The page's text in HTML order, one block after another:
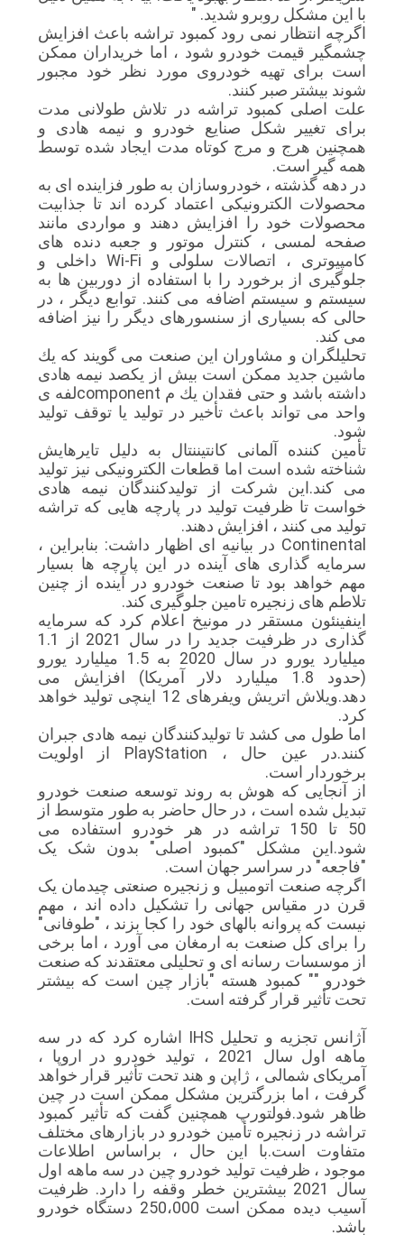
با این مشکل روبرو شدید. "
اگرچه انتظار نمی رود کمبود تراشه باعث افزایش
چشمگیر قیمت خودرو شود ، اما خریداران ممکن
است برای تهیه خودروی مورد نظر خود مجبور
شوند بیشتر صبر کنند.
علت اصلی کمبود تراشه در تلاش طولانی مدت
برای تغییر شکل صنایع خودرو و نیمه هادی و
همچنین هرج و مرج کوتاه مدت ایجاد شده توسط
همه گیر است.
در دهه گذشته ، خودروسازان به طور فزاینده ای به
محصولات الکترونیکی اعتماد کرده اند تا جذابیت
محصولات خود را افزایش دهند و مواردی مانند
صفحه لمسی ، کنترل موتور و جعبه دنده های
کامپیوتری ، اتصالات سلولی و Wi-Fi داخلی و
جلوگیری از برخورد را با استفاده از دوربین ها به
سیستم و سیستم اضافه می کنند. توابع دیگر ، در
حالی که بسیاری از سنسورهای دیگر را نیز اضافه
می کند.
تحلیلگران و مشاوران این صنعت می گویند كه یك
ماشین جدید ممكن است بیش از یكصد نیمه هادی
داشته باشد و حتی فقدان یك م componentلفه ی
واحد می تواند باعث تأخیر در تولید یا توقف تولید
شود.
تأمین کننده آلمانی کانتیننتال به دلیل تایرهایش
شناخته شده است اما قطعات الکترونیکی نیز تولید
می کند.این شرکت از تولیدکنندگان نیمه هادی
خواست تا ظرفیت تولید در پارچه هایی که تراشه
تولید می کنند ، افزایش دهند.
Continental در بیانیه ای اظهار داشت: بنابراین ،
سرمایه گذاری های آینده در این پارچه ها بسیار
مهم خواهد بود تا صنعت خودرو در آینده از چنین
تلاطم های زنجیره تامین جلوگیری کند.
اینفینئون مستقر در مونیخ اعلام کرد که سرمایه
گذاری در ظرفیت جدید را در سال 2021 از 1.1
میلیارد یورو در سال 2020 به 1.5 میلیارد یورو
(حدود 1.8 میلیارد دلار آمریکا) افزایش می
دهد.ویلاش اتریش ویفرهای 12 اینچی تولید خواهد
کرد.
اما طول می کشد تا تولیدکنندگان نیمه هادی جبران
کنند.در عین حال ، PlayStation از اولویت
برخوردار است.
از آنجایی که هوش به روند توسعه صنعت خودرو
تبدیل شده است ، در حال حاضر به طور متوسط ​​از
50 تا 150 تراشه در هر خودرو استفاده می
شود.این مشکل "کمبود اصلی" بدون شک یک
"فاجعه" در سراسر جهان است.
اگرچه صنعت اتومبیل و زنجیره صنعتی چیدمان یک
قرن در مقیاس جهانی را تشکیل داده اند ، مهم
نیست که پروانه بالهای خود را کجا بزند ، "طوفانی"
را برای کل صنعت به ارمغان می آورد ، اما برخی
از موسسات رسانه ای و تحلیلی معتقدند که صنعت
خودرو "" کمبود هسته "بازار چین است که بیشتر
تحت تأثیر قرار گرفته است.
آژانس تجزیه و تحلیل IHS اشاره کرد که در سه
ماهه اول سال 2021 ، تولید خودرو در اروپا ،
آمریکای شمالی ، ژاپن و هند تحت تأثیر قرار خواهد
گرفت ، اما بزرگترین مشکل ممکن است در چین
ظاهر شود.فولتورپ همچنین گفت که تأثیر کمبود
تراشه در زنجیره تأمین خودرو در بازارهای مختلف
متفاوت است.با این حال ، براساس اطلاعات
موجود ، ظرفیت تولید خودرو چین در سه ماهه اول
سال 2021 بیشترین خطر وقفه را دارد. ظرفیت
آسیب دیده ممکن است 250،000 دستگاه خودرو
باشد.